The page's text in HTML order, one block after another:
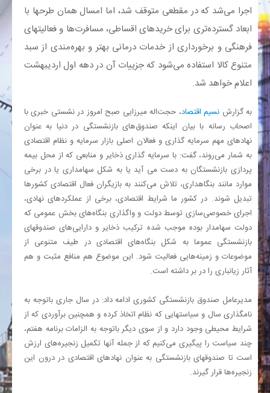
اجرا می‌شد که در مقطعی متوقف شد، اما امسال همان طرحها با
ابعاد گسترده‌تری برای خریدهای اقساطی، مسافرت‌ها و فعالیتهای
فرهنگی و برخورداری از خدمات درمانی بهتر و بهره‌مندی از سبد
متنوع کالا استفاده می‌شود که جزییات آن در دهه اول اردیبهشت
اعلام خواهد شد.
به گزارش نسیم اقتصاد، حجت‌اله میرزایی صبح امروز در نشستی خبری با
اصحاب رسانه با بیان اینکه صندوق‌های بازنشستگی در دنیا به عنوان
نهادهای مهم سرمایه گذاری و فعالان اصلی بازار سرمایه و نظام اقتصادی
به شمار می‌روند، گفت: با سرمایه گذاری ذخایر و منابعی که از محل بیمه
پردازی بازنشستگان به دست می آید یا به شکل سهامداری یا در برخی
موارد مانند بنگاهداری، تلاش می‌کنند به بازیگران فعال اقتصادی کشورها
تبدیل شوند. در کشور ما شرایط اقتصادی، برخی از عملکردهای نهادی،
اجرای خصوصی‌سازی توسط دولت و واگذاری بنگاه‌های بخش عمومی که
دولت سهامدار بوده موجب شده ترکیب ذخایر و دارایی‌های صندوقهای
بازنشستگی عموما به شکل بنگاه‌های اقتصادی در طیف متنوعی از
موضوعات و زمینه‌هایی فعالیت شود. این موضوع هم منافع مثبت و هم
آثار زیانباری را در بر داشته است.
مدیرعامل صندوق بازنشستگی کشوری ادامه داد: در سال جاری باتوجه به
نامگذاری سال و سیاستهایی که نظام اتخاذ کرده و همچنین برآوردی که از
شرایط محیطی وجود دارد و از سوی دیگر باتوجه به الزامات برنامه هفتم،
چند سیاست را پیگیری می‌کنیم که از جمله آنها تکمیل زنجیره‌های ارزش
است تا صندوقهای بازنشستگی به عنوان نهادهای اقتصادی در درون این
زنجیره‌ها قرار گیرند.